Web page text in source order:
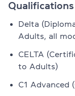
Qualifications
Delta
Adults, all
CELTA
to Adults)
C1 Advanced